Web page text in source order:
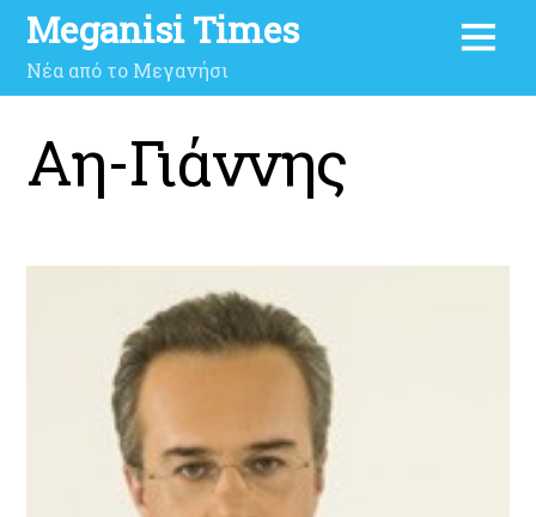
Meganisi Times
Νέα από το Μεγανήσι
Αη-Γιάννης